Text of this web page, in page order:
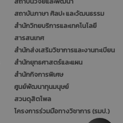
สถาบันภาษา ศิลปะ และวัฒนธรรม
สำนักวิทยบริการและเทคโนโลยี
สารสนเทศ
สำนักส่งเสริมวิชาการและงานทะเบียน
สำนักยุทธศาสตร์และแผน
สำนักกิจการพิเศษ
ศูนย์พัฒนาทุนมนุษย์
สวนดุสิตโพล
โครงการร่วมมือทางวิชาการ (รมป.)